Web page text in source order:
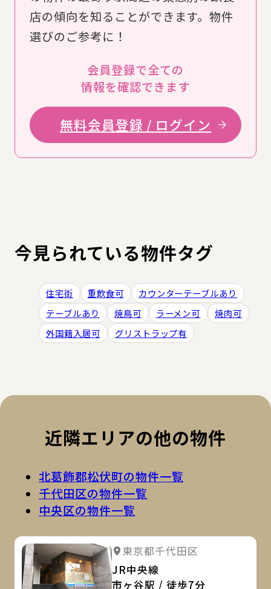
店の傾向を知ることができます。物件
選びのご参考に！
会員登録で全ての
情報を確認できます
無料会員登録 / ログイン
今見られている物件タグ
住宅街 重飲食可
カウンターテーブルあり
テーブルあり
焼鳥可 ラーメン可
焼肉可
外国籍入居可
グリストラップ有
近隣エリアの他の物件
北葛飾郡松伏町の物件一覧
千代田区の物件一覧
中央区の物件一覧
詳細を見る
東京都千代田区
JR中央線
市ヶ谷駅 / 徒歩7分